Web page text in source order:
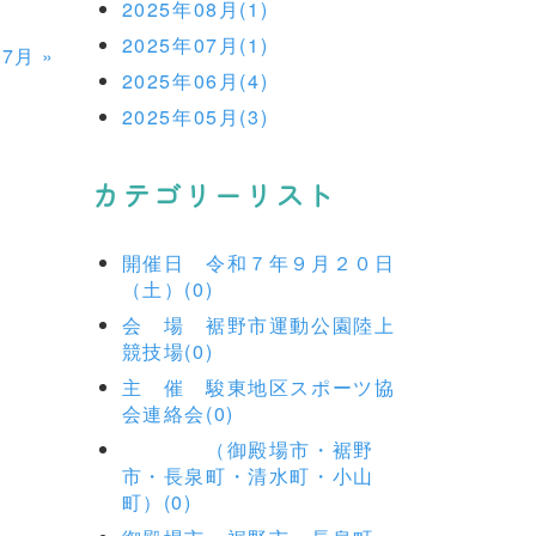
月 »
2025年08月(1)
2025年07月(1)
2025年06月(4)
2025年05月(3)
カテゴリーリスト
開催日 令和７年９月２０日
（土）(0)
会 場 裾野市運動公園陸上
競技場(0)
主 催 駿東地区スポーツ協
会連絡会(0)
（御殿場市・裾野
市・長泉町・清水町・小山
町）(0)